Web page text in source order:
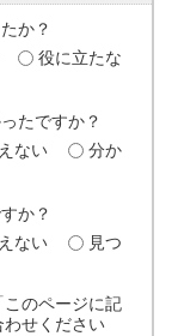
か？
役に立たな
たですか？
ない
分か
か？
ない
見つ
のページに記
せください